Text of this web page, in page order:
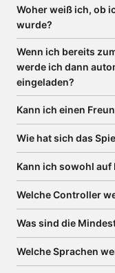
Woher weiß ich, ob
wurde?
Wenn ich bereits
werde ich dann
eingeladen?
Kann ich einen
Wie hat sich das
Kann ich sowohl auf
Welche Controller
Was sind die
Welche Sprachen